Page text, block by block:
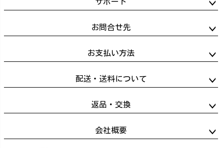
サポート
お問合せ先
お支払い方法
配送・送料について
返品・交換
会社概要